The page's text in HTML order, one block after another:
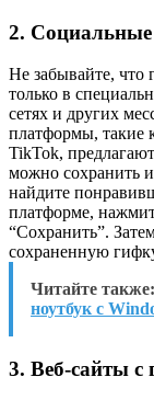
2. Социальные
Не забывайте, что
только в
сетях и других
платформы, такие
TikTok,
можно сохранить
найдите
платформе,
“Сохранить”.
сохраненную
Читайте также:
ноутбук с
3. Веб-сайты с